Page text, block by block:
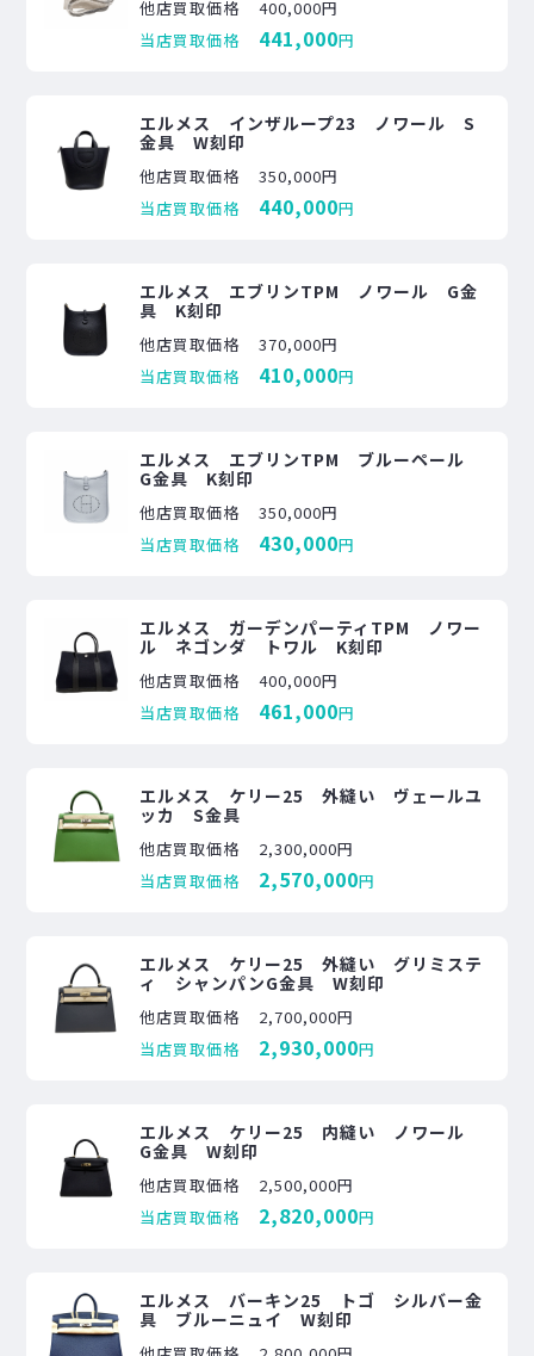
他店買取価格
400,000円
当店買取価格
441,000円
エルメス インザループ23 ノワール S
金具 W刻印
他店買取価格
350,000円
当店買取価格
440,000円
エルメス エブリンTPM ノワール G金
具 K刻印
他店買取価格
370,000円
当店買取価格
410,000円
エルメス エブリンTPM ブルーペール
G金具 K刻印
他店買取価格
350,000円
当店買取価格
430,000円
エルメス ガーデンパーティTPM ノワー
ル ネゴンダ トワル K刻印
他店買取価格
400,000円
当店買取価格
461,000円
エルメス ケリー25 外縫い ヴェールユ
ッカ S金具
他店買取価格
2,300,000円
当店買取価格
2,570,000円
エルメス ケリー25 外縫い グリミステ
ィ シャンパンG金具 W刻印
他店買取価格
2,700,000円
当店買取価格
2,930,000円
エルメス ケリー25 内縫い ノワール
G金具 W刻印
他店買取価格
2,500,000円
当店買取価格
2,820,000円
エルメス バーキン25 トゴ シルバー金
具 ブルーニュイ W刻印